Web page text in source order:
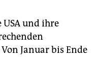
und ihre
Januar bis Ende